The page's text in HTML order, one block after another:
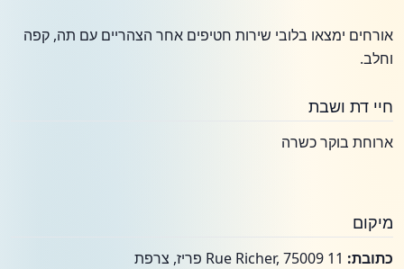
אורחים ימצאו בלובי שירות חטיפים אחר הצהריים עם תה, קפה
וחלב.
חיי דת ושבת
ארוחת בוקר כשרה
מיקום
כתובת: